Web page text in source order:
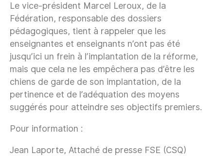
Le vice-président Marcel Leroux, de la
Fédération, responsable des dossiers
pédagogiques, tient à rappeler que les
enseignantes et enseignants n’ont pas été
jusqu’ici un frein à l’implantation de la réforme,
mais que cela ne les empêchera pas d’être les
chiens de garde de son implantation, de la
pertinence et de l’adéquation des moyens
suggérés pour atteindre ses objectifs premiers.
Pour information :
Jean Laporte, Attaché de presse FSE (CSQ)